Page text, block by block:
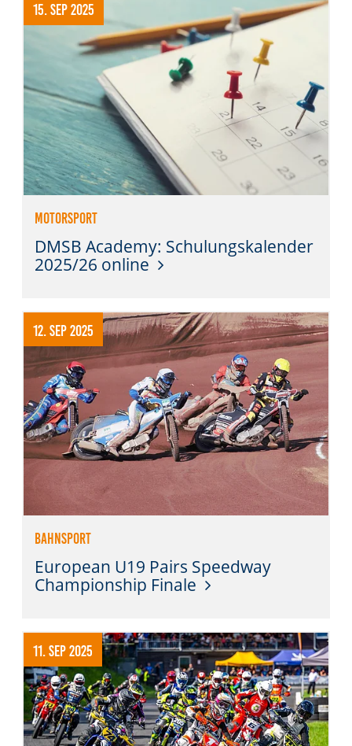
15. Sep 2025
Motorsport
DMSB Academy: Schulungskalender
2025/26 online
12. Sep 2025
Bahnsport
European U19 Pairs Speedway
Championship Finale
11. Sep 2025